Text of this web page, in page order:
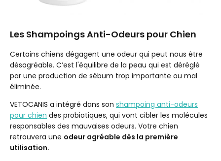
Les Shampoings Anti-Odeurs pour Chien
Certains chiens dégagent une odeur qui peut nous être
désagréable. C’est l'équilibre de la peau qui est déréglé
par une production de sébum trop importante ou mal
éliminée.
VETOCANIS a intégré dans son shampoing anti-odeurs
pour chien des probiotiques, qui vont cibler les molécules
responsables des mauvaises odeurs. Votre chien
retrouvera une odeur agréable dès la première
utilisation.